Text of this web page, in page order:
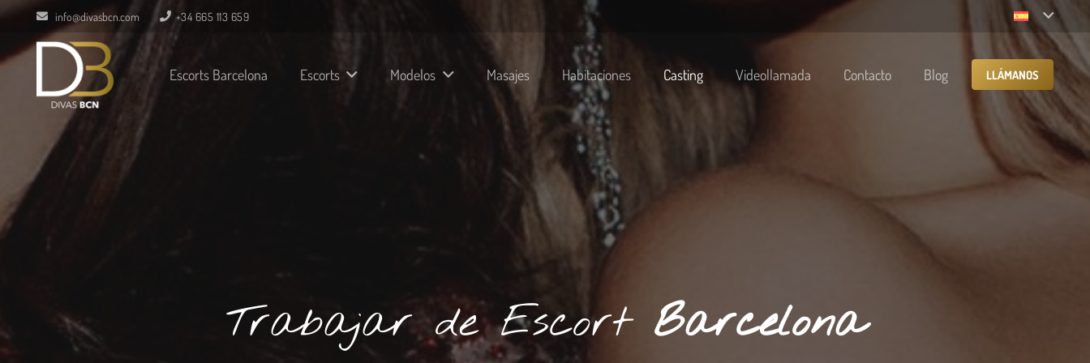
info@divasbcn.com +34 665 113 659
Escorts Barcelona Escorts Modelos Masajes Habitaciones Casting Videollamada Contacto Blog LLÁMANOS
Trabajar de Escort Barcelona